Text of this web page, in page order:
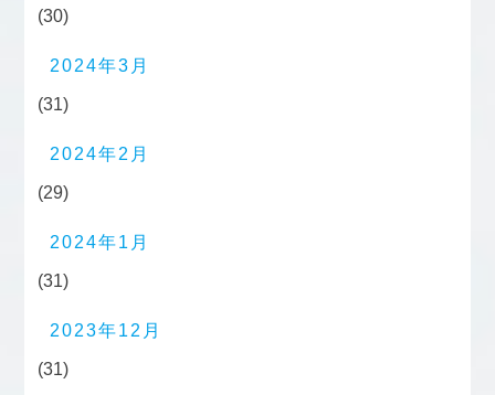
(30)
2024年3月
(31)
2024年2月
(29)
2024年1月
(31)
2023年12月
(31)